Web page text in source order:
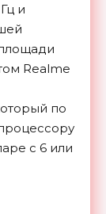
и
Realme
по
с 6 или